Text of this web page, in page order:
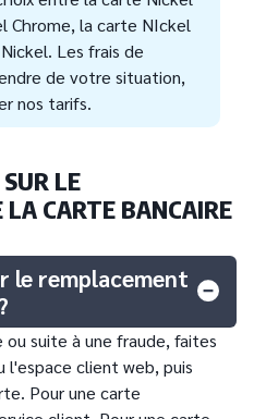
Chrome, la carte NIckel
Les frais de
de votre situation,
nos tarifs.
LE
CARTE BANCAIRE
le remplacement
suite à une fraude, faites
l'espace client web, puis
Pour une carte